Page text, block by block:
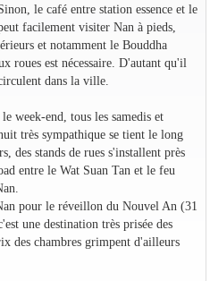
le café entre station essence et le
facilement visiter Nan à pieds,
et notamment le Bouddha
roues est nécessaire. D'autant qu'il
dans la ville.
week-end, tous les samedis et
très sympathique se tient le long
des stands de rues s'installent près
entre le Wat Suan Tan et le feu
pour le réveillon du Nouvel An (31
une destination très prisée des
des chambres grimpent d'ailleurs